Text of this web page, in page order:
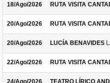
18/Ago/2026 RUTA VISITA
20/Ago/2026 RUTA VISITA
20/Ago/2026 LUCÍA BENAVIDES
22/Ago/2026 RUTA VISITA
24/Ago/2026 TEATRO LÍRICO